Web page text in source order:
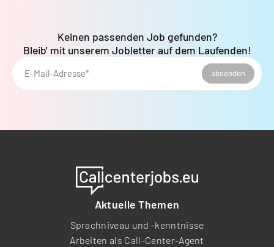
E-Mail-Adresse* absenden
Keinen passenden Job gefunden?
Bleib' mit unserem Jobletter auf dem Laufenden!
Aktuelle Themen
Sprachniveau und -kenntnisse
Arbeiten als Call-Center-Agent